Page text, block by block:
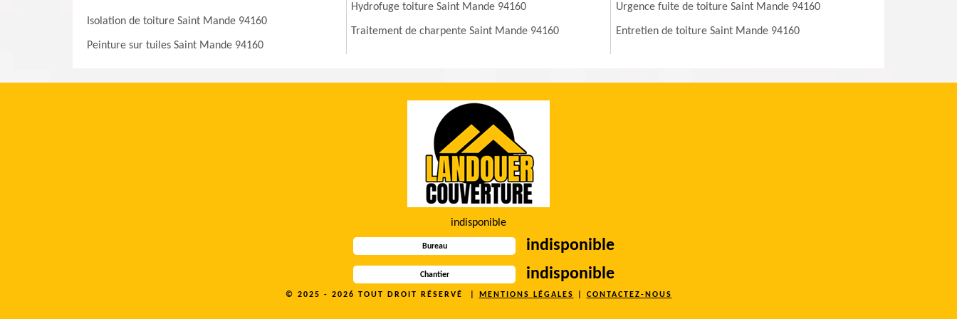
Isolation de toiture Saint Mande 94160
Peinture sur tuiles Saint Mande 94160
Hydrofuge toiture Saint Mande 94160
Traitement de charpente Saint Mande 94160
Urgence fuite de toiture Saint Mande 94160
Entretien de toiture Saint Mande 94160
indisponible
Bureau indisponible
Chantier indisponible
© 2025 - 2026 TOUT DROIT RÉSERVÉ | MENTIONS LÉGALES CONTACTEZ-NOUS